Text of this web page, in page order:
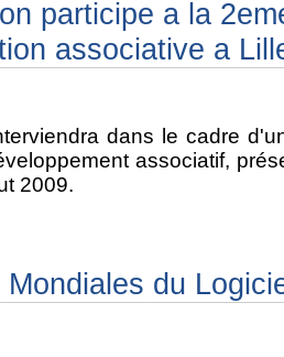
participe a la
associative a
dans le cadre
associatif,
2009.
du